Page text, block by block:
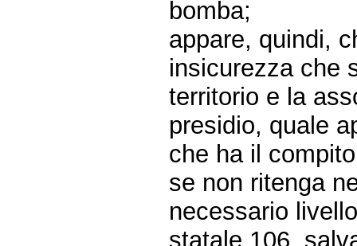
bomba;
appare, quindi,
insicurezza che
territorio e la
presidio, quale
che ha il
se non ritenga
necessario
statale 106,